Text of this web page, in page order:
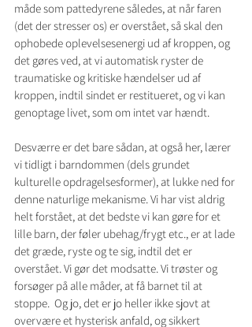
måde som pattedyrene således, at når faren
(det der stresser os) er overstået, så skal den
ophobede oplevelsesenergi ud af kroppen, og
det gøres ved, at vi automatisk ryster de
traumatiske og kritiske hændelser ud af
kroppen, indtil sindet er restitueret, og vi kan
genoptage livet, som om intet var hændt.
Desværre er det bare sådan, at også her, lærer
vi tidligt i barndommen (dels grundet
kulturelle opdragelsesformer), at lukke ned for
denne naturlige mekanisme. Vi har vist aldrig
helt forstået, at det bedste vi kan gøre for et
lille barn, der føler ubehag/frygt etc., er at lade
det græde, ryste og te sig, indtil det er
overstået. Vi gør det modsatte. Vi trøster og
forsøger på alle måder, at få barnet til at
stoppe.  Og jo, det er jo heller ikke sjovt at
overvære et hysterisk anfald, og sikkert